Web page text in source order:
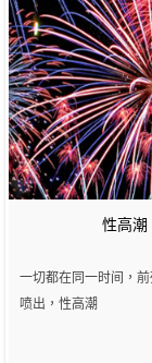
性高潮
一切都在同一时间，前
喷​​出，性高潮